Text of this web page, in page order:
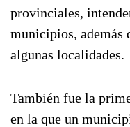
provinciales,
municipios, además
algunas localidades.
También fue la
en la que un